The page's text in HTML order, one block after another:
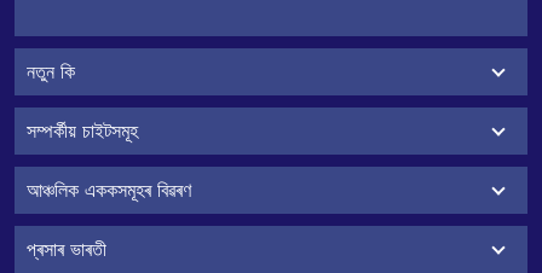
নতুন কি
সম্পৰ্কীয় চাইটসমূহ
আঞ্চলিক এককসমূহৰ বিৱৰণ
প্ৰসাৰ ভাৰতী